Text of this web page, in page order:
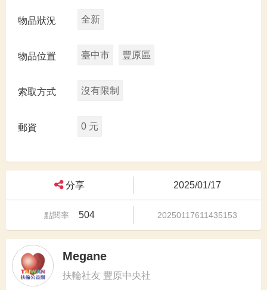
物品狀況 全新
物品位置 臺中市 豐原區
索取方式 沒有限制
郵資 0 元
分享 2025/01/17
點閱率 504 20250117611435153
Megane
扶輪社友 豐原中央社